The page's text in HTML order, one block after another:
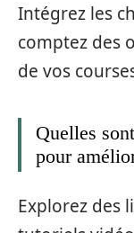
Intégrez les
comptez des
de vos
Quelles
pour
Explorez des